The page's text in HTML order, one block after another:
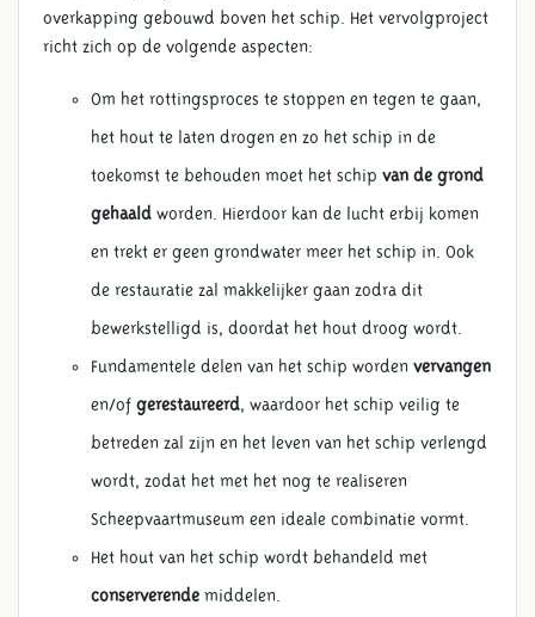
overkapping gebouwd boven het schip. Het vervolgproject
richt zich op de volgende aspecten:
Om het rottingsproces te stoppen en tegen te gaan,
het hout te laten drogen en zo het schip in de
toekomst te behouden moet het schip van de grond
gehaald worden. Hierdoor kan de lucht erbij komen
en trekt er geen grondwater meer het schip in. Ook
de restauratie zal makkelijker gaan zodra dit
bewerkstelligd is, doordat het hout droog wordt.
Fundamentele delen van het schip worden vervangen
en/of gerestaureerd, waardoor het schip veilig te
betreden zal zijn en het leven van het schip verlengd
wordt, zodat het met het nog te realiseren
Scheepvaartmuseum een ideale combinatie vormt.
Het hout van het schip wordt behandeld met
conserverende middelen.